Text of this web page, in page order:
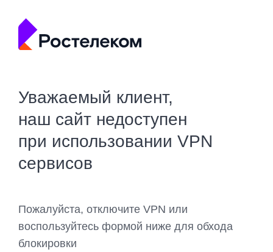
Уважаемый клиент,
наш сайт недоступен
при использовании VPN
сервисов
Пожалуйста, отключите VPN или
воспользуйтесь формой ниже для обхода
блокировки